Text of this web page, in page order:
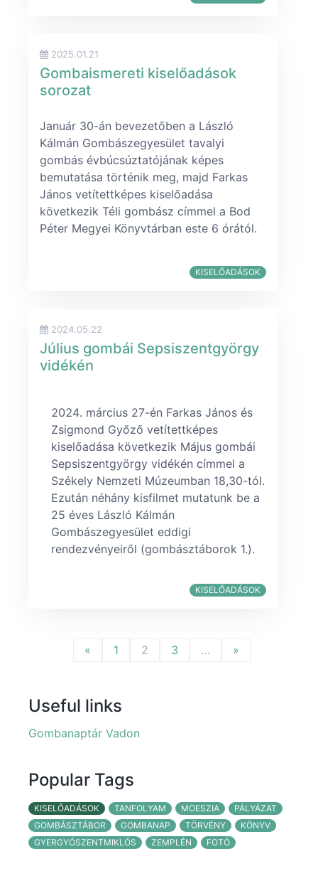
2025.01.21
Gombaismereti kiselőadások
sorozat
Január 30-án bevezetőben a László
Kálmán Gombászegyesület tavalyi
gombás évbúcsúztatójának képes
bemutatása történik meg, majd Farkas
János vetítettképes kiselőadása
következik Téli gombász címmel a Bod
Péter Megyei Könyvtárban este 6 órától.
KISELŐADÁSOK
2024.05.22
Július gombái Sepsiszentgyörgy
vidékén
március 27-én Farkas János és
Zsigmond Győző vetítettképes
kiselőadása következik Május gombái
Sepsiszentgyörgy vidékén címmel a
Székely Nemzeti Múzeumban 18,30-tól.
Ezután néhány kisfilmet mutatunk be a
25 éves László Kálmán
Gombászegyesület eddigi
rendezvényeiről (gombásztáborok 1.).
KISELŐADÁSOK
« 1 2 3 … »
Useful links
Gombanaptár Vadon
Popular Tags
KISELŐADÁSOK TANFOLYAM MOESZIA
PÁLYÁZAT
GOMBÁSZTÁBOR
GOMBANAP TÖRVÉNY
KÖNYV
GYERGYÓSZENTMIKLÓS
ZEMPLÉN FOTÓ